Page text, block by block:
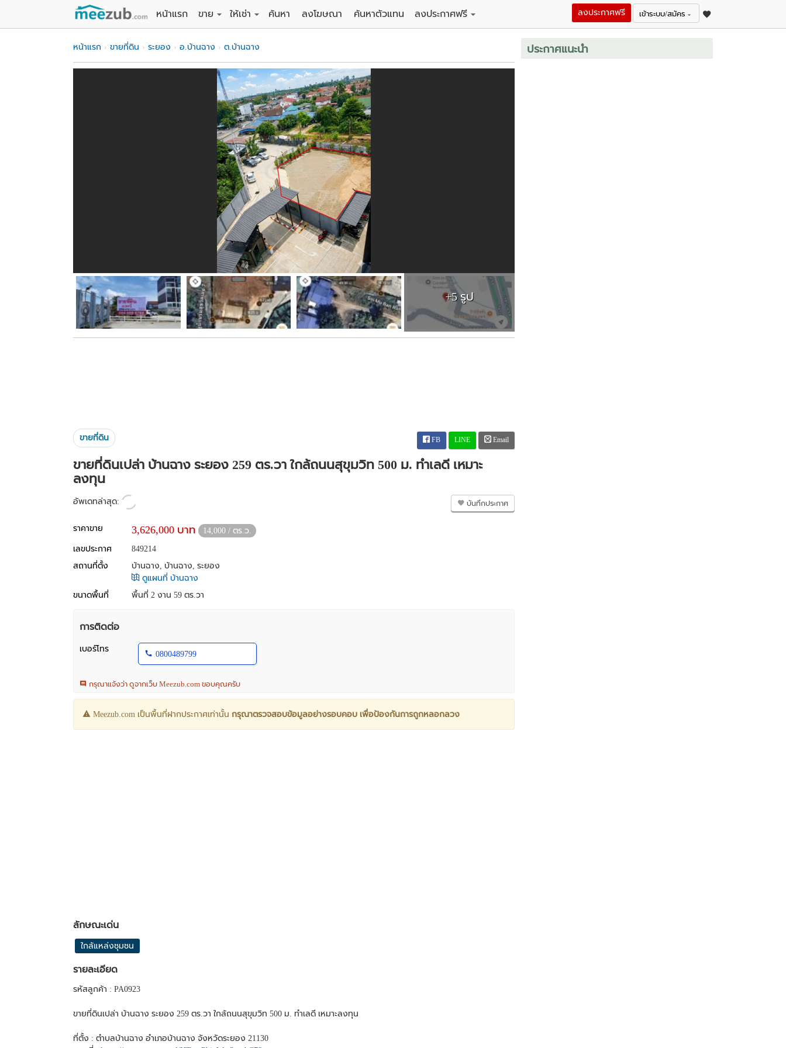
หน้าแรก
ขาย
ขายบ้าน
ขายคอนโด
ขายทาวน์เฮาส์
ขายอพาร์ทเม้นท์ / โรงแรม
ขายอาคารพาณิชย์ / สำนักงาน
ขายโรงงาน / โกดัง
ให้เช่า
ให้เช่าบ้าน
ให้เช่าคอนโด
ให้เช่าทาวน์เฮาส์
ให้เช่าอพาร์ทเม้นท์ / โรงแรม
ให้เช่าอาคารพาณิชย์ / สำนักงาน
ให้เช่าโรงงาน / โกดัง
ค้นหา ลงโฆษณา ค้นหาตัวแทน
ลงประกาศฟรี
เข้าระบบ/สมัคร
ลงประกาศฟรี
หน้าแรก ขายที่ดิน ระยอง อ.บ้านฉาง ต.บ้านฉาง
+5 รูป
ขายที่ดิน FB LINE Email
ขายที่ดินเปล่า บ้านฉาง ระยอง 259 ตร.วา ใกล้ถนนสุขุมวิท 500 ม. ทำเลดี เหมาะ
ลงทุน
อัพเดทล่าสุด: บันทึกประกาศ
ราคาขาย 3,626,000 บาท 14,000 / ตร.ว.
เลขประกาศ
849214
สถานที่ตั้ง
บ้านฉาง, บ้านฉาง, ระยอง
ดูแผนที่ บ้านฉาง
ขนาดพื้นที่
พื้นที่ 2 งาน 59 ตร.วา
การติดต่อ
เบอร์โทร
0800489799
กรุณาแจ้งว่า ดูจากเว็บ Meezub.com ขอบคุณครับ
Meezub.com เป็นพื้นที่ฝากประกาศเท่านั้น กรุณาตรวจสอบข้อมูลอย่างรอบคอบ เพื่อป้องกันการถูกหลอกลวง
ลักษณะเด่น
ใกล้แหล่งชุมชน
รายละเอียด
รหัสลูกค้า : PA0923
ขายที่ดินเปล่า บ้านฉาง ระยอง 259 ตร.วา ใกล้ถนนสุขุมวิท 500 ม. ทำเลดี เหมาะลงทุน
ที่ตั้ง : ตำบลบ้านฉาง อำเภอบ้านฉาง จังหวัดระยอง 21130
ประกาศแนะนำ